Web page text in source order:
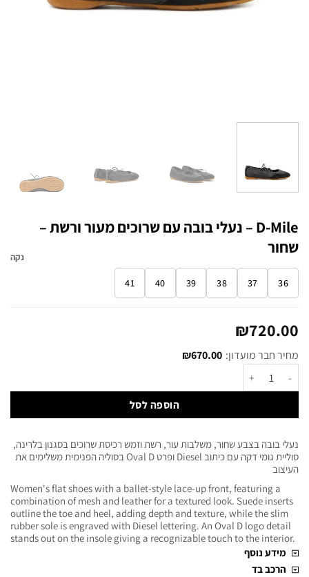
D-Mile – נעלי בובה עם שרוכים מעור ורשת –
שחור
36
37
38
39
40
41
נקה
₪720.00
מחיר חבר מועדון: ₪670.00
הוספה לסל
נעלי בובה בצבע שחור, משלבות עור, רשת וזמש רכיסת שרוכים בסגנון בלרינה,
סוליית גומי דקה עם כיתוב Diesel ופרט Oval D בסוליה הפנימית משלימים את
העיצוב
Women's flat shoes with a ballet-style lace-up front, featuring a
combination of mesh and leather for a textured look. Suede inserts
outline the toe and heel, adding depth and texture, while the slim
rubber sole is engraved with Diesel lettering. An Oval D logo detail
stands out on the insole giving a recognizable touch to the interior.
מידע נוסף
הרכב בד